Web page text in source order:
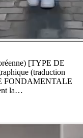
[TYPE DE
(traduction
FONDAMENTALE
la…